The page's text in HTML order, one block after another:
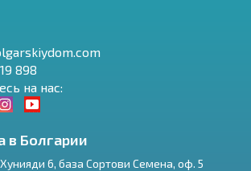
898
на нас:
в Болгарии
6, база Сортови Семена, оф. 5